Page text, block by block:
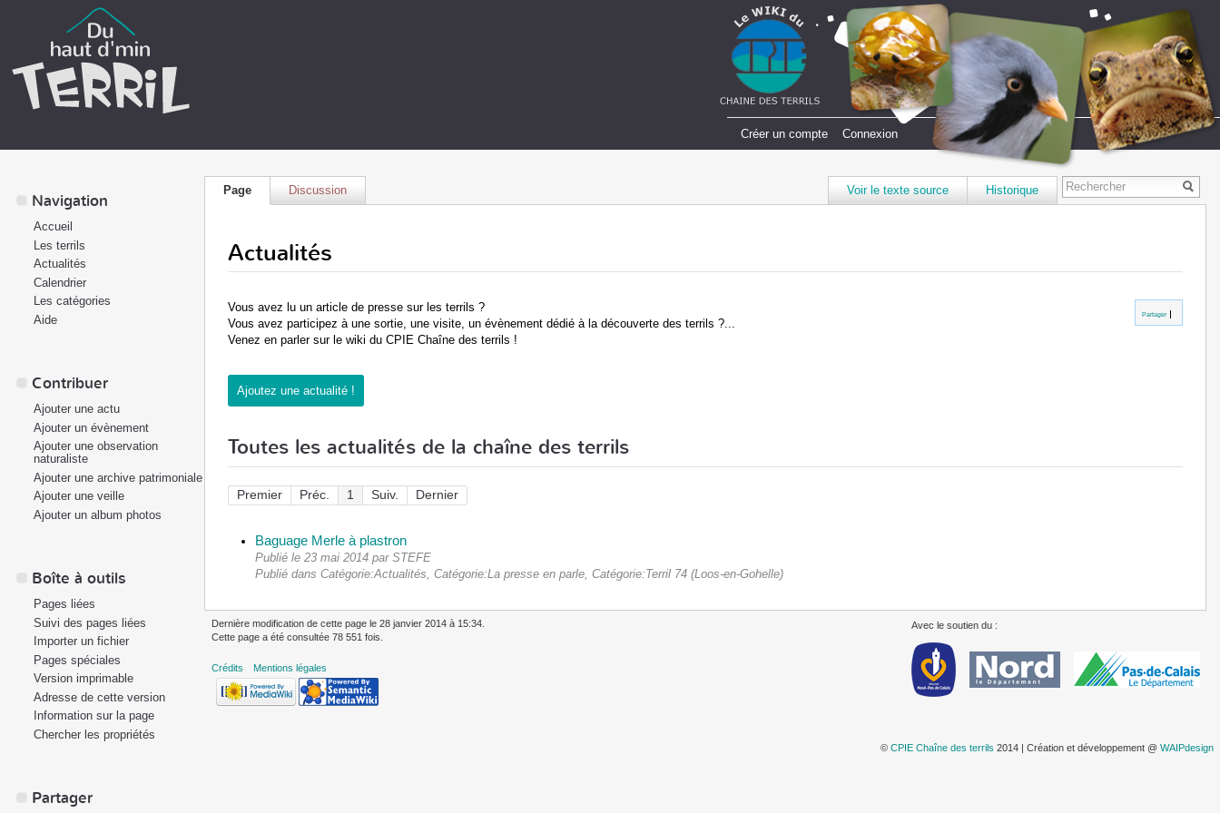
Créer un compte Connexion
Page Discussion Voir le texte source Historique
Actualités
Partager
Vous avez lu un article de presse sur les terrils ?
Vous avez participez à une sortie, une visite, un évènement dédié à la découverte des terrils ?...
Venez en parler sur le wiki du CPIE Chaîne des terrils !
Ajoutez une actualité !
Toutes les actualités de la chaîne des terrils
Premier Préc. 1 Suiv. Dernier
Baguage Merle à plastron
Publié le 23 mai 2014 par STEFE
Publié dans Catégorie:Actualités, Catégorie:La presse en parle, Catégorie:Terril 74 (Loos-en-Gohelle)
Navigation
Accueil
Les terrils
Actualités
Calendrier
Les catégories
Aide
Contribuer
Ajouter une actu
Ajouter un évènement
Ajouter une observation
naturaliste
Ajouter une archive patrimoniale
Ajouter une veille
Ajouter un album photos
Boîte à outils
Pages liées
Suivi des pages liées
Importer un fichier
Pages spéciales
Version imprimable
Adresse de cette version
Information sur la page
Chercher les propriétés
Partager
Dernière modification de cette page le 28 janvier 2014 à 15:34.
Cette page a été consultée 78 551 fois.
Crédits Mentions légales
Avec le soutien du :
© CPIE Chaîne des terrils 2014 | Création et développement @ WAIPdesign